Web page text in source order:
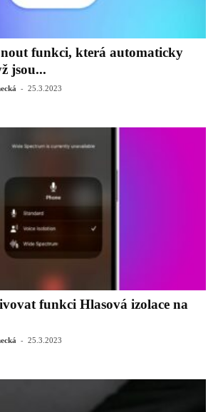
funkci, která automaticky
jsou...
- 25.3.2023
funkci Hlasová izolace na
- 25.3.2023